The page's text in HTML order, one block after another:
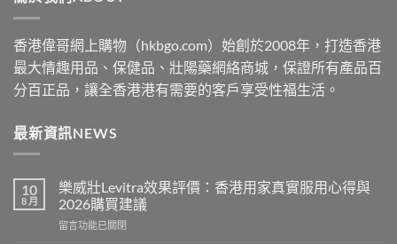
香港偉哥網上購物（hkbgo.com）始創於2008年，打造香港
最大情趣用品、保健品、壯陽藥網絡商城，保證所有產品百
分百正品，讓全香港港有需要的客戶享受性福生活。
最新資訊NEWS
10
8 月
樂威壯Levitra效果評價：香港用家真實服用心得與
2026購買建議
在
留言功能已關閉